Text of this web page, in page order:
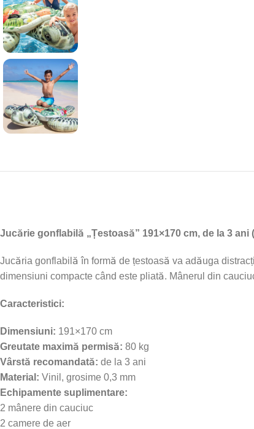
Jucărie gonflabilă „Țestoasă” 191×170 cm, de la 3 ani
Jucăria gonflabilă în formă de țestoasă va adăuga
dimensiuni compacte când este pliată. Mânerul din
Caracteristici:
Dimensiuni: 191×170 cm
Greutate maximă permisă: 80 kg
Vârstă recomandată: de la 3 ani
Material: Vinil, grosime 0,3 mm
Echipamente suplimentare:
2 mânere din cauciuc
2 camere de aer